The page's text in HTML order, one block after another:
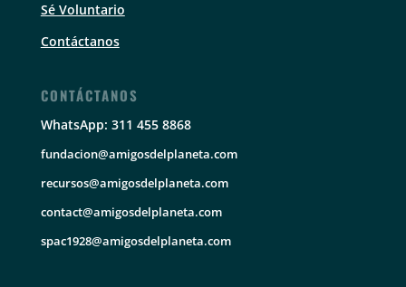
Sé Voluntario
Contáctanos
CONTÁCTANOS
WhatsApp: 311 455 8868
fundacion@amigosdelplaneta.com
recursos@amigosdelplaneta.com
contact@amigosdelplaneta.com
spac1928@amigosdelplaneta.com